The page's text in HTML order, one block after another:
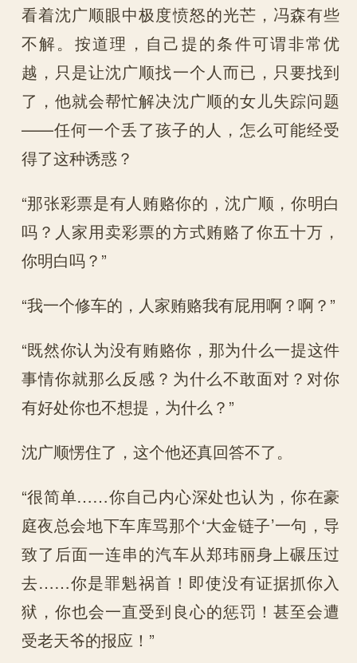
看着沈广顺眼中极度愤怒的光芒，冯森有些
不解。按道理，自己提的条件可谓非常优
越，只是让沈广顺找一个人而已，只要找到
了，他就会帮忙解决沈广顺的女儿失踪问题
——任何一个丢了孩子的人，怎么可能经受
得了这种诱惑？
“那张彩票是有人贿赂你的，沈广顺，你明白
吗？人家用卖彩票的方式贿赂了你五十万，
你明白吗？”
“我一个修车的，人家贿赂我有屁用啊？啊？”
“既然你认为没有贿赂你，那为什么一提这件
事情你就那么反感？为什么不敢面对？对你
有好处你也不想提，为什么？”
沈广顺愣住了，这个他还真回答不了。
“很简单……你自己内心深处也认为，你在豪
庭夜总会地下车库骂那个‘大金链子’一句，导
致了后面一连串的汽车从郑玮丽身上碾压过
去……你是罪魁祸首！即使没有证据抓你入
狱，你也会一直受到良心的惩罚！甚至会遭
受老天爷的报应！”